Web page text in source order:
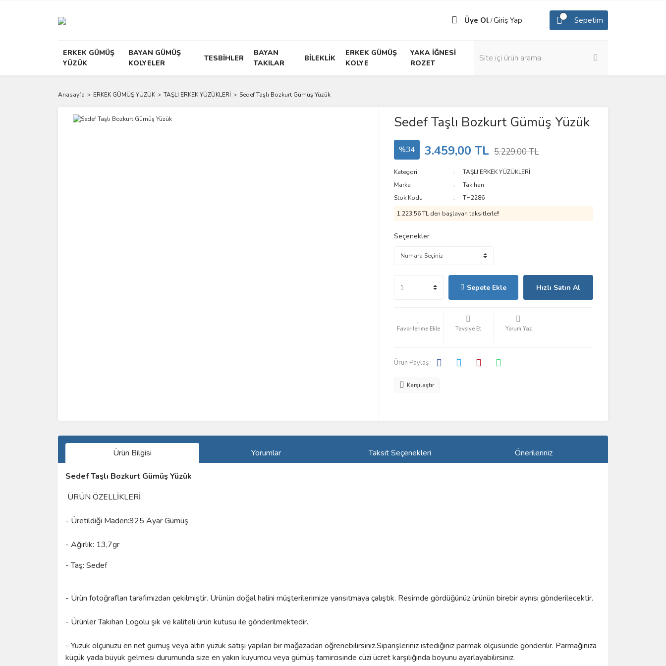
Üye Ol /Giriş Yap Sepetim
ERKEK GÜMÜŞ
YÜZÜK
BAYAN GÜMÜŞ
KOLYELER
TESBİHLER
BAYAN
TAKILAR
BİLEKLİK
ERKEK GÜMÜŞ
KOLYE
YAKA İĞNESİ
ROZET
Anasayfa ERKEK GÜMÜŞ YÜZÜK TAŞLI ERKEK YÜZÜKLERİ Sedef Taşlı Bozkurt Gümüş Yüzük
Sedef Taşlı Bozkurt Gümüş Yüzük
%34 3.459,00 TL 5.229,00 TL
Kategori
TAŞLI ERKEK YÜZÜKLERİ
Marka
Takıhan
Stok Kodu
TH2286
1.223,56 TL den başlayan taksitlerle!!
Seçenekler
Sepete Ekle Hızlı Satın Al
Tavsiye Et Yorum Yaz
Ürün Paylaş :
Karşılaştır
Ürün Bilgisi Yorumlar Taksit Seçenekleri Önerileriniz
Sedef Taşlı Bozkurt Gümüş Yüzük
ÜRÜN ÖZELLİKLERİ
- Üretildiği Maden:925 Ayar Gümüş
- Ağırlık: 13,7gr
- Taş: Sedef
- Ürün fotoğrafları tarafımızdan çekilmiştir. Ürünün doğal halini müşterilerimize yansıtmaya çalıştık. Resimde gördüğünüz ürünün birebir aynısı gönderilecektir.
- Ürünler Takıhan Logolu şık ve kaliteli ürün kutusu ile gönderilmektedir.
- Yüzük ölçünüzü en net gümüş veya altın yüzük satışı yapılan bir mağazadan öğrenebilirsiniz.Siparişleriniz istediğiniz parmak ölçüsünde gönderilir. Parmağınıza
küçük yada büyük gelmesi durumunda size en yakın kuyumcu veya gümüş tamircisinde cüzi ücret karşılığında boyunu ayarlayabilirsiniz.